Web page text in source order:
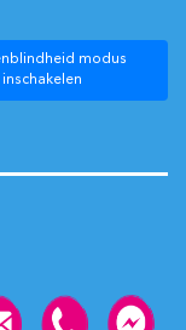
modus
inschakelen